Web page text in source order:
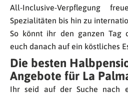
All-Inclusive-Verpflegung
Spezialitäten bis hin zu
So könnt ihr den ganzen Tag
euch danach auf ein köstliches
Die besten
Angebote für La
Ihr seid auf der Suche nach